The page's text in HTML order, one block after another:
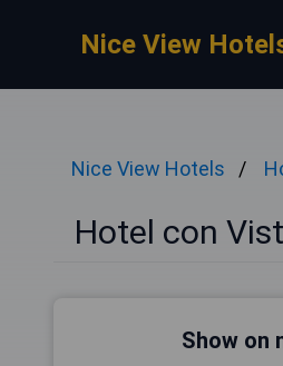
Nice View
Nice View Hotels
Hotel con
Show on